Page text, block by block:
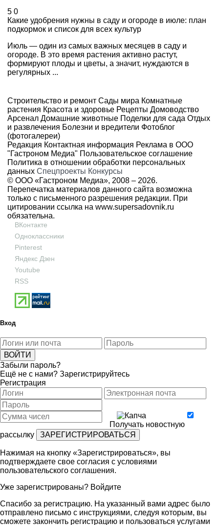
5 0
Какие удобрения нужны в саду и огороде в июле: план
подкормок и список для всех культур
Июль — один из самых важных месяцев в саду и
огороде. В это время растения активно растут,
формируют плоды и цветы, а значит, нуждаются в
регулярных ...
Строительство и ремонт Сады мира Комнатные
растения Красота и здоровье Рецепты Домоводство
Арсенал Домашние животные Поделки для сада Отдых
и развлечения Болезни и вредители Фотоблог
(фотогалереи)
Редакция Контактная информация Реклама в ООО
"Гастроном Медиа" Пользовательское соглашение
Политика в отношении обработки персональных
данных Спецпроекты Конкурсы
© ООО «Гастроном Медиа», 2008 – 2026.
Перепечатка материалов данного сайта возможна
только с письменного разрешения редакции. При
цитировании ссылка на www.supersadovnik.ru
обязательна.
ВКонтакте
Одноклассники
Pinterest
Яндекс Дзен
Youtube
RSS
Вход
Забыли пароль?
Ещё не с нами? Зарегистрируйтесь
Регистрация
Получать новостную
рассылку
Нажимая на кнопку «Зарегистрироваться», вы
подтверждаете свое согласия с условиями
пользовательского соглашения.
Уже зарегистрированы? Войдите
Спасибо за регистрацию. На указанный вами адрес было
отправлено письмо с инструкциями, следуя которым, вы
сможете закончить регистрацию и пользоваться услугами